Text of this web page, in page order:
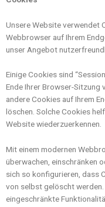
Unsere Website verwendet
Webbrowser auf Ihrem
unser Angebot
Einige Cookies sind
Ende Ihrer Browser-Sitzung
andere Cookies auf Ihrem
löschen. Solche Cookies
Website wiederzuerkennen.
Mit einem modernen
überwachen, einschränken
sich so konfigurieren, dass
von selbst gelöscht
eingeschränkte